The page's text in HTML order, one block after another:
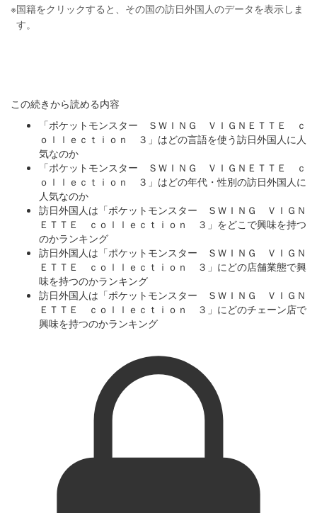
※国籍をクリックすると、その国の訪日外国人のデータを表示しま
す。
この続きから読める内容
「ポケットモンスター ＳＷＩＮＧ ＶＩＧＮＥＴＴＥ ｃ
ｏｌｌｅｃｔｉｏｎ ３」はどの言語を使う訪日外国人に人
気なのか
「ポケットモンスター ＳＷＩＮＧ ＶＩＧＮＥＴＴＥ ｃ
ｏｌｌｅｃｔｉｏｎ ３」はどの年代・性別の訪日外国人に
人気なのか
訪日外国人は「ポケットモンスター ＳＷＩＮＧ ＶＩＧＮ
ＥＴＴＥ ｃｏｌｌｅｃｔｉｏｎ ３」をどこで興味を持つ
のかランキング
訪日外国人は「ポケットモンスター ＳＷＩＮＧ ＶＩＧＮ
ＥＴＴＥ ｃｏｌｌｅｃｔｉｏｎ ３」にどの店舗業態で興
味を持つのかランキング
訪日外国人は「ポケットモンスター ＳＷＩＮＧ ＶＩＧＮ
ＥＴＴＥ ｃｏｌｌｅｃｔｉｏｎ ３」にどのチェーン店で
興味を持つのかランキング